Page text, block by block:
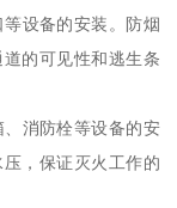
设备的安装。防烟
的可见性和逃生条
消防栓等设备的安
，保证灭火工作的